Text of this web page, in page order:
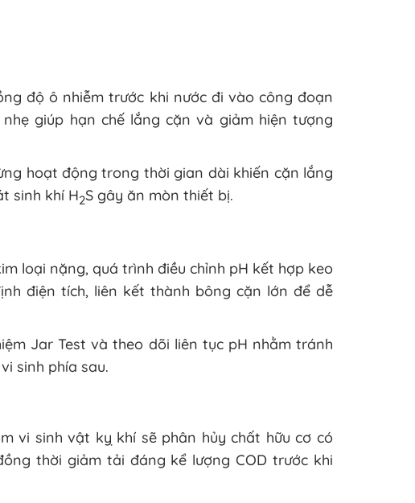
độ ô nhiễm trước khi nước đi vào công đoạn
giúp hạn chế lắng cặn và giảm hiện tượng
hoạt động trong thời gian dài khiến cặn lắng
sinh khí H2S gây ăn mòn thiết bị.
loại nặng, quá trình điều chỉnh pH kết hợp keo
điện tích, liên kết thành bông cặn lớn để dễ
Jar Test và theo dõi liên tục pH nhằm tránh
sinh phía sau.
vi sinh vật kỵ khí sẽ phân hủy chất hữu cơ có
thời giảm tải đáng kể lượng COD trước khi